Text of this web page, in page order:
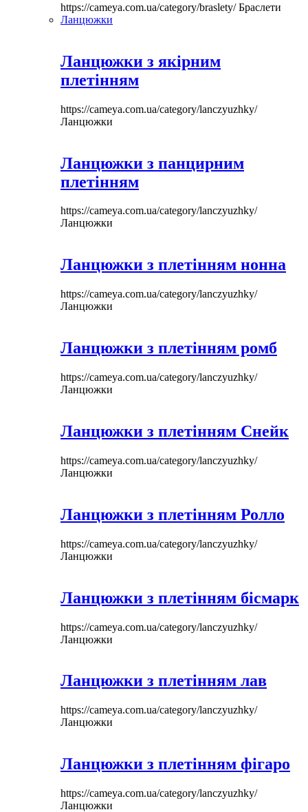
https://cameya.com.ua/category/braslety/Браслети
Ланцюжки
Ланцюжки з якірним
плетінням
https://cameya.com.ua/category/lanczyuzhky/
Ланцюжки
Ланцюжки з панцирним
плетінням
https://cameya.com.ua/category/lanczyuzhky/
Ланцюжки
Ланцюжки з плетінням нонна
https://cameya.com.ua/category/lanczyuzhky/
Ланцюжки
Ланцюжки з плетінням ромб
https://cameya.com.ua/category/lanczyuzhky/
Ланцюжки
Ланцюжки з плетінням Снейк
https://cameya.com.ua/category/lanczyuzhky/
Ланцюжки
Ланцюжки з плетінням Ролло
https://cameya.com.ua/category/lanczyuzhky/
Ланцюжки
Ланцюжки з плетінням бісмарк
https://cameya.com.ua/category/lanczyuzhky/
Ланцюжки
Ланцюжки з плетінням лав
https://cameya.com.ua/category/lanczyuzhky/
Ланцюжки
Ланцюжки з плетінням фігаро
https://cameya.com.ua/category/lanczyuzhky/
Ланцюжки